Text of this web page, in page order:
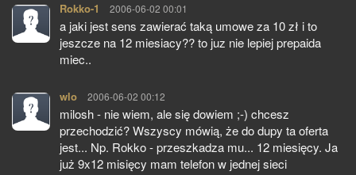
Rokko-1 pisze:
2006-06-02 00:01
a jaki jest sens zawierać taką umowe za 10 zł i to
jeszcze na 12 miesiacy?? to juz nie lepiej prepaida
miec..
wlo pisze:
2006-06-02 00:12
milosh - nie wiem, ale się dowiem ;-) chcesz
przechodzić? Wszyscy mówią, że do dupy ta oferta
jest... Np. Rokko - przeszkadza mu... 12 miesięcy. Ja
już 9x12 misięcy mam telefon w jednej sieci